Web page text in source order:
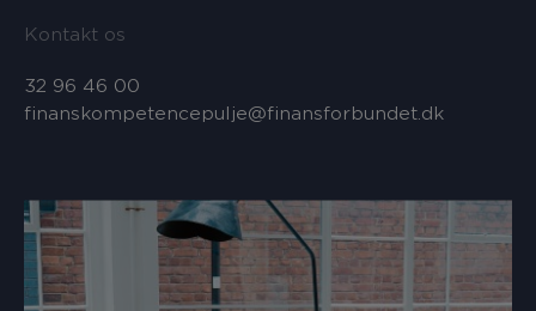
Kontakt os
32 96 46 00
finanskompetencepulje@finansforbundet.dk